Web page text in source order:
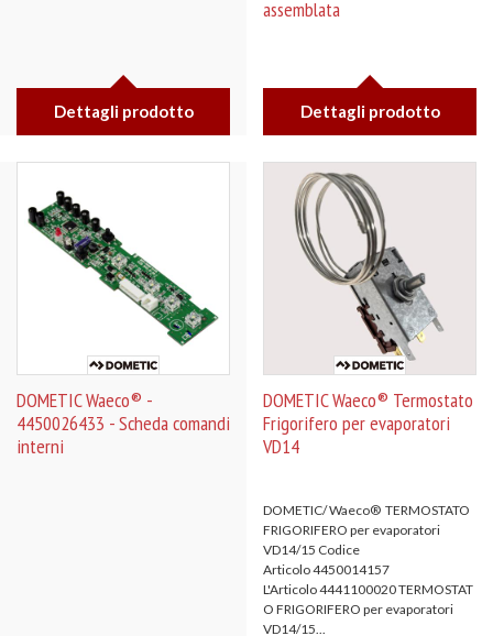
Dettagli prodotto
assemblata
Dettagli prodotto
DOMETIC Waeco® -
4450026433 - Scheda comandi
interni
DOMETIC Waeco® Termostato
Frigorifero per evaporatori
VD14
DOMETIC/ Waeco® TERMOSTATO
FRIGORIFERO per evaporatori
VD14/15 Codice
Articolo 4450014157
L'Articolo 4441100020 TERMOSTAT
O FRIGORIFERO per evaporatori
VD14/15...